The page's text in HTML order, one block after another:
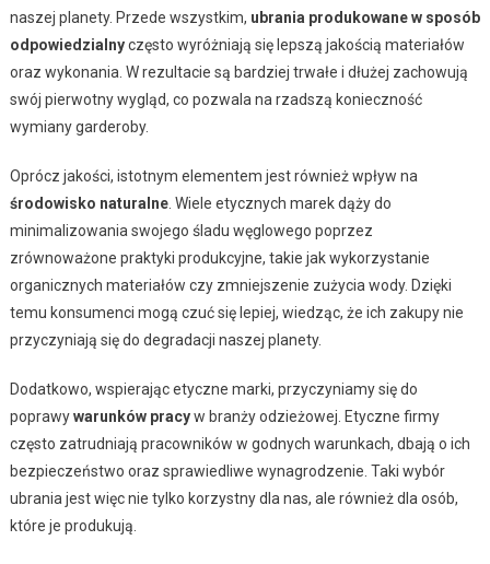
naszej planety. Przede wszystkim, ubrania produkowane w sposób
odpowiedzialnyczęsto wyróżniają się lepszą jakością materiałów
oraz wykonania. W rezultacie są bardziej trwałe i dłużej zachowują
swój pierwotny wygląd, co pozwala na rzadszą konieczność
wymiany garderoby.
Oprócz jakości, istotnym elementem jest również wpływ na
środowisko naturalne. Wiele etycznych marek dąży do
minimalizowania swojego śladu węglowego poprzez
zrównoważone praktyki produkcyjne, takie jak wykorzystanie
organicznych materiałów czy zmniejszenie zużycia wody. Dzięki
temu konsumenci mogą czuć się lepiej, wiedząc, że ich zakupy nie
przyczyniają się do degradacji naszej planety.
Dodatkowo, wspierając etyczne marki, przyczyniamy się do
poprawywarunków pracyw branży odzieżowej. Etyczne firmy
często zatrudniają pracowników w godnych warunkach, dbają o ich
bezpieczeństwo oraz sprawiedliwe wynagrodzenie. Taki wybór
ubrania jest więc nie tylko korzystny dla nas, ale również dla osób,
które je produkują.